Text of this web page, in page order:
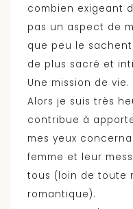
combien exigeant
pas un aspect de
que peu le
de plus sacré et
Une mission de vie.
Alors je suis très
contribue à
mes yeux
femme et leur
tous (loin de toute
romantique).